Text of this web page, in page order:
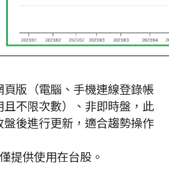
頁版（電腦、手機連線登錄帳
不限次數）、非即時盤，此
後進行更新，適合趨勢操作
提供使用在台股。